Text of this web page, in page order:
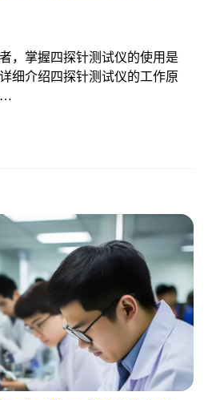
，掌握四探针测试仪的使用是
细介绍四探针测试仪的工作原
…